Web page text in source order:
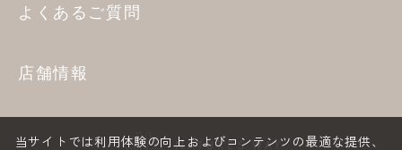
よくあるご質問
店舗情報
当サイトでは利用体験の向上およびコンテンツの最適な提供、